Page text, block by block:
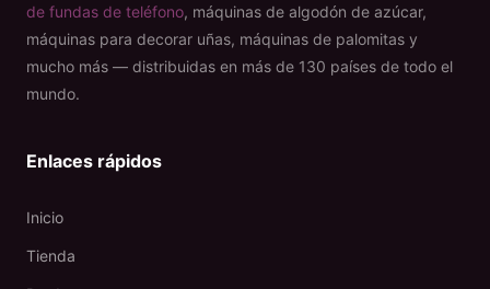
de fundas de teléfono, máquinas de algodón de azúcar,
máquinas para decorar uñas, máquinas de palomitas y
mucho más — distribuidas en más de 130 países de todo el
mundo.
Enlaces rápidos
Inicio
Tienda